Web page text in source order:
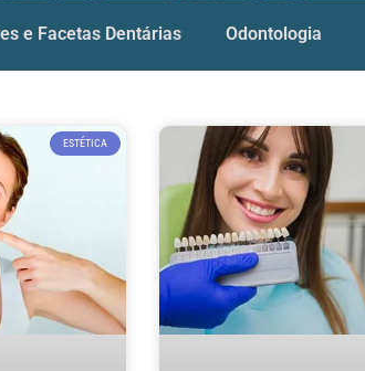
e Facetas Dentárias Odontologia
ESTÉTICA